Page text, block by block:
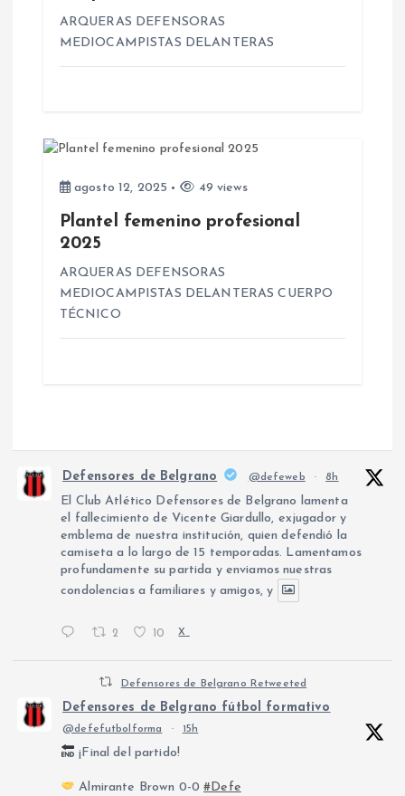
a
ARQUERAS DEFENSORAS
MEDIOCAMPISTAS DELANTERAS
agosto 12, 2025 49 views
Plantel femenino profesional
2025
ARQUERAS DEFENSORAS
MEDIOCAMPISTAS DELANTERAS CUERPO
TÉCNICO
Defensores de Belgrano @defeweb · 8h
El Club Atlético Defensores de Belgrano lamenta
el fallecimiento de Vicente Giardullo, exjugador y
emblema de nuestra institución, quien defendió la
camiseta a lo largo de 15 temporadas. Lamentamos
profundamente su partida y enviamos nuestras
condolencias a familiares y amigos, y
2 10 X
Defensores de Belgrano Retweeted
Defensores de Belgrano fútbol formativo
@defefutbolforma · 15h
¡Final del partido!
Almirante Brown 0-0#Defe